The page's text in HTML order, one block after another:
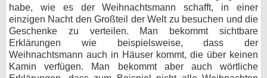
habe, wie es der Weihnachtsmann schafft, in einer
einzigen Nacht den Großteil der Welt zu besuchen und die
Geschenke zu verteilen. Man bekommt sichtbare
Erklärungen wie beispielsweise, dass der
Weihnachtsmann auch in Häuser kommt, die über keinen
Kamin verfügen. Man bekommt aber auch wörtliche